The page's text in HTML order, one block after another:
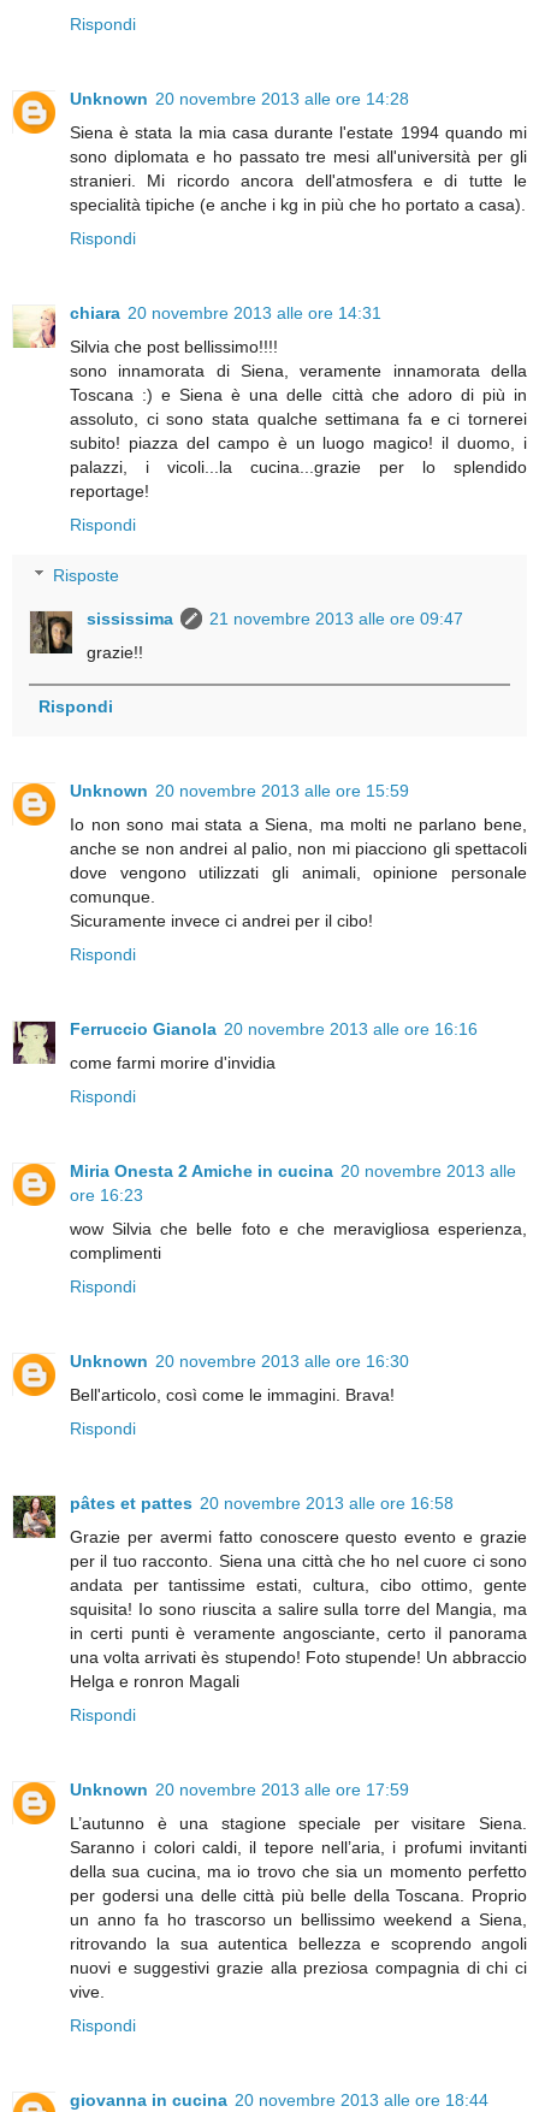
Rispondi
Unknown 20 novembre 2013 alle ore 14:28
Siena è stata la mia casa durante l'estate 1994 quando mi
sono diplomata e ho passato tre mesi all'università per gli
stranieri. Mi ricordo ancora dell'atmosfera e di tutte le
specialità tipiche (e anche i kg in più che ho portato a casa).
Rispondi
chiara 20 novembre 2013 alle ore 14:31
Silvia che post bellissimo!!!!
sono innamorata di Siena, veramente innamorata della
Toscana :) e Siena è una delle città che adoro di più in
assoluto, ci sono stata qualche settimana fa e ci tornerei
subito! piazza del campo è un luogo magico! il duomo, i
palazzi, i vicoli...la cucina...grazie per lo splendido
reportage!
Rispondi
Risposte
sississima
21 novembre 2013 alle ore 09:47
grazie!!
Rispondi
Unknown 20 novembre 2013 alle ore 15:59
Io non sono mai stata a Siena, ma molti ne parlano bene,
anche se non andrei al palio, non mi piacciono gli spettacoli
dove vengono utilizzati gli animali, opinione personale
comunque.
Sicuramente invece ci andrei per il cibo!
Rispondi
Ferruccio Gianola 20 novembre 2013 alle ore 16:16
come farmi morire d'invidia
Rispondi
Miria Onesta 2 Amiche in cucina 20 novembre 2013 alle
ore 16:23
wow Silvia che belle foto e che meravigliosa esperienza,
complimenti
Rispondi
Unknown 20 novembre 2013 alle ore 16:30
Bell'articolo, così come le immagini. Brava!
Rispondi
pâtes et pattes 20 novembre 2013 alle ore 16:58
Grazie per avermi fatto conoscere questo evento e grazie
per il tuo racconto. Siena una città che ho nel cuore ci sono
andata per tantissime estati, cultura, cibo ottimo, gente
squisita! Io sono riuscita a salire sulla torre del Mangia, ma
in certi punti è veramente angosciante, certo il panorama
una volta arrivati ès stupendo! Foto stupende! Un abbraccio
Helga e ronron Magali
Rispondi
Unknown 20 novembre 2013 alle ore 17:59
L’autunno è una stagione speciale per visitare Siena.
Saranno i colori caldi, il tepore nell’aria, i profumi invitanti
della sua cucina, ma io trovo che sia un momento perfetto
per godersi una delle città più belle della Toscana. Proprio
un anno fa ho trascorso un bellissimo weekend a Siena,
ritrovando la sua autentica bellezza e scoprendo angoli
nuovi e suggestivi grazie alla preziosa compagnia di chi ci
vive.
Rispondi
giovanna in cucina 20 novembre 2013 alle ore 18:44